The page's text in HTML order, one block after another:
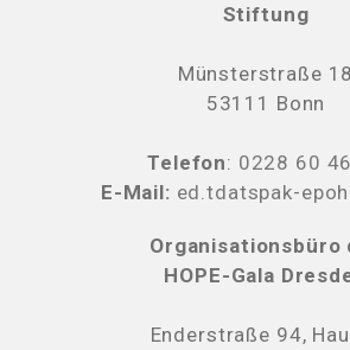
Stiftung
Münsterstraße 18
53111 Bonn
Telefon: 0228 60
E-Mail: ed.tdatspak-
Organisationsbüro
HOPE-Gala
Enderstraße 94,